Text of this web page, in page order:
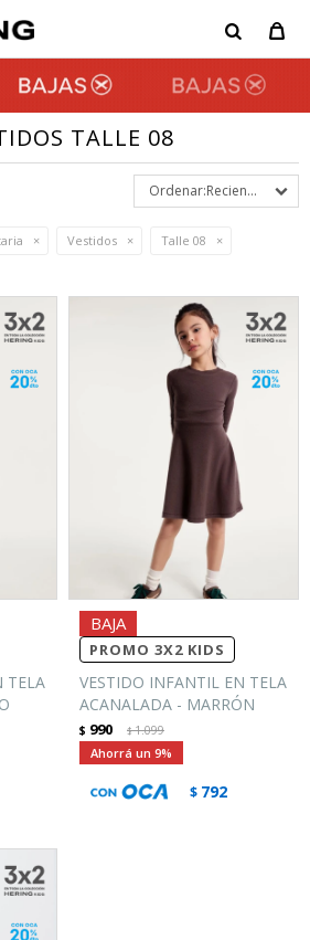
TALLE 08
Recientes
Vestidos Talle 08
TELA
PROMO 3X2 KIDS
VESTIDO INFANTIL EN TELA
ACANALADA - MARRÓN
$ 990 $1.099
9
$ 792